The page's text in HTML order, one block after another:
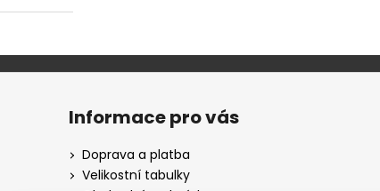
Informace pro vás
Doprava a platba
Velikostní tabulky